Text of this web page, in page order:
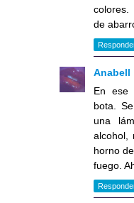
de
Anabell
En ese
bota.
una
alcohol,
horno
fuego.